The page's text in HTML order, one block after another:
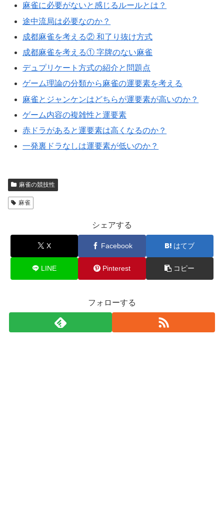
麻雀に必要がないと感じるルールとは？
途中流局は必要なのか？
成都麻雀を考える② 和了り抜け方式
成都麻雀を考える① 字牌のない麻雀
デュプリケート方式の紹介と問題点
ゲーム理論の分類から麻雀の運要素を考える
麻雀とジャンケンはどちらが運要素が高いのか？
ゲーム内容の複雑性と運要素
赤ドラがあると運要素は高くなるのか？
一発裏ドラなしは運要素が低いのか？
麻雀の競技性
麻雀
シェアする
X Facebook はてブ
LINE Pinterest コピー
フォローする